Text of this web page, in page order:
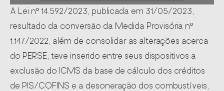
A Lei nº 14.592/2023, publicada em 31/05/2023,
resultado da conversão da Medida Provisória nº
1.147/2022, além de consolidar as alterações acerca
do PERSE, teve inserido entre seus dispositivos a
exclusão do ICMS da base de cálculo dos créditos
de PIS/COFINS e a desoneração dos combustíveis,